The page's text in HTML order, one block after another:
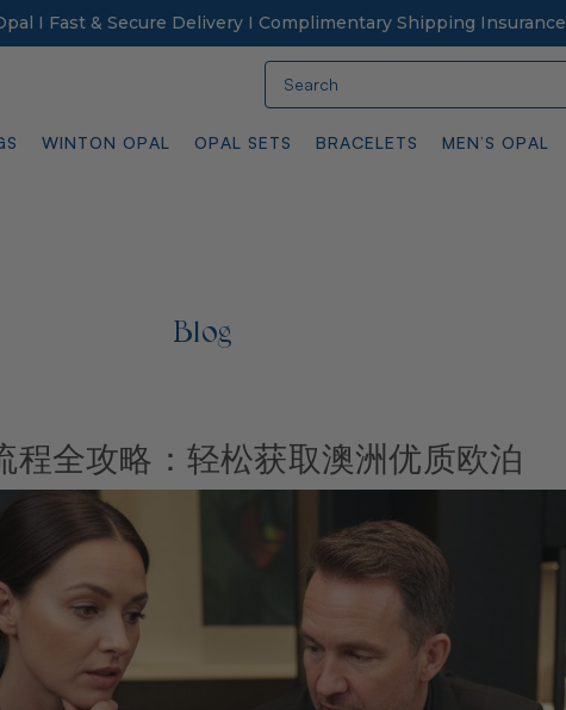
I Fast & Secure Delivery I Complimentary Shipping Insurance
WINTON OPAL OPAL SETS BRACELETS MEN’S OPAL
Blog
程全攻略：轻松获取澳洲优质欧泊